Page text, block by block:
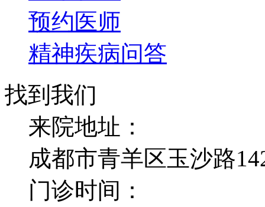
预约医师
精神疾病问答
找到我们
来院地址：
成都市青羊区玉沙路
门诊时间：